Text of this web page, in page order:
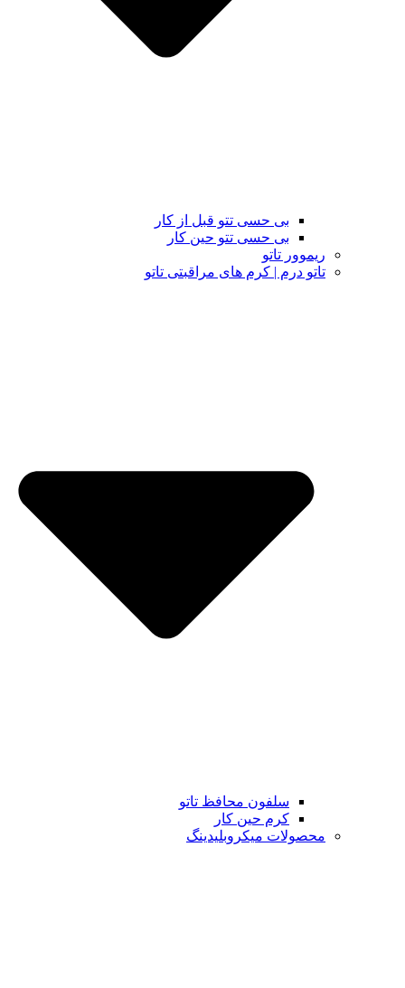
بی حسی تتو قبل از کار
بی حسی تتو حین کار
ریموور تاتو
تاتو درم | کرم های مراقبتی تاتو
سلفون محافظ تاتو
کرم حین کار
محصولات میکروبلیدینگ